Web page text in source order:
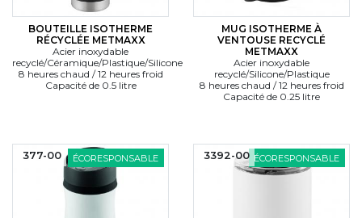
BOUTEILLE ISOTHERME
RÉCYCLÉE METMAXX
Acier inoxydable
recyclé/Céramique/Plastique/Silicone
8 heures chaud / 12 heures froid
Capacité de 0.5 litre
MUG ISOTHERME À
VENTOUSE RECYCLÉ
METMAXX
Acier inoxydable
recyclé/Silicone/Plastique
8 heures chaud / 12 heures froid
Capacité de 0.25 litre
ÉCORESPONSABLE
377-00 ÉCORESPONSABLE
3392-00